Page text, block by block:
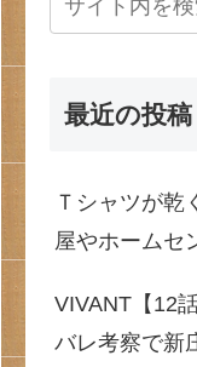
最近の投稿
Ｔシャツが乾
屋やホームセ
VIVANT【12
バレ考察で新